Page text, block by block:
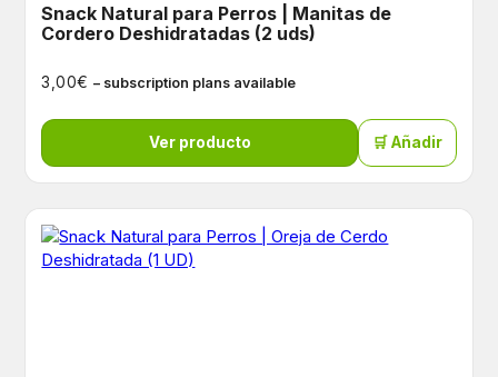
Snack Natural para Perros | Manitas de
Cordero Deshidratadas (2 uds)
3,00€ – subscription plans available
Ver producto 🛒 Añadir